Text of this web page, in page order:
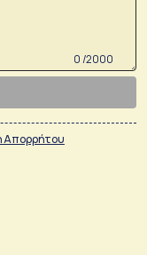
0 /2000
Απορρήτου